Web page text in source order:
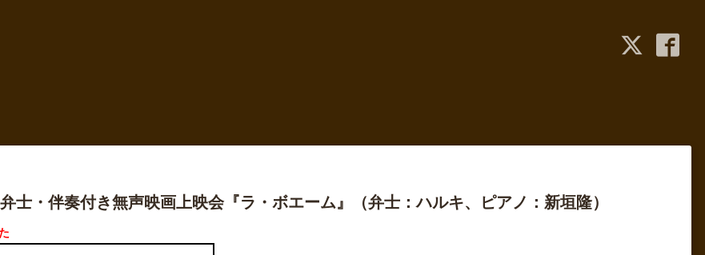
・伴奏付き無声映画上映会『ラ・ボエーム』（弁士：ハルキ、ピアノ：新垣隆）